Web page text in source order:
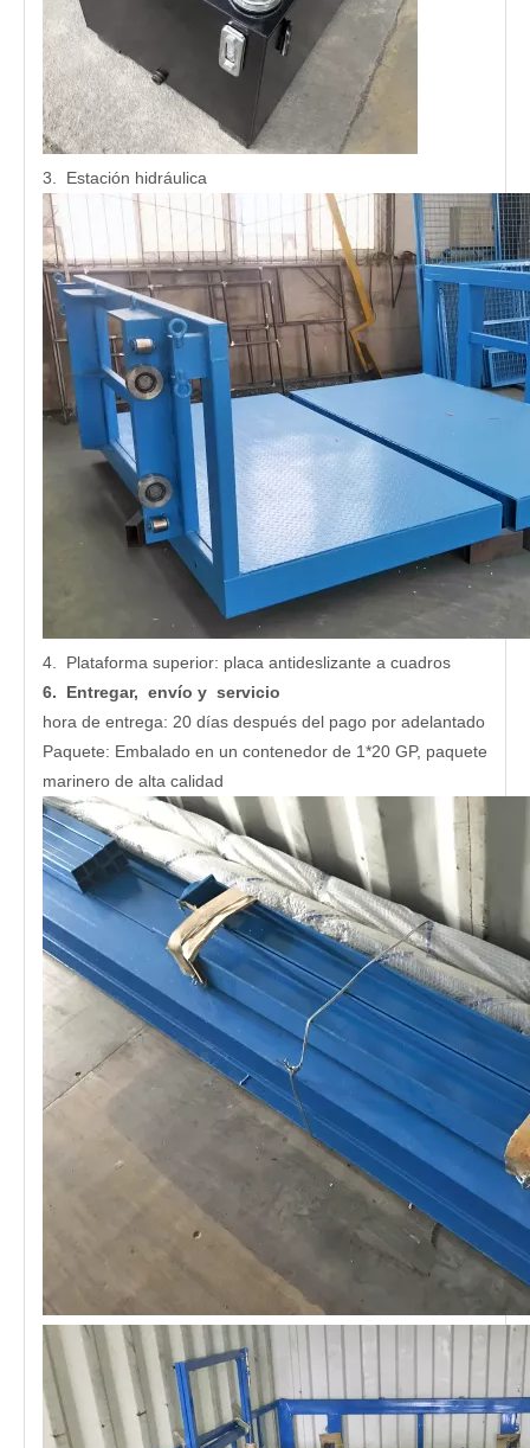
3. Estación hidráulica
4. Plataforma superior: placa antideslizante a cuadros
6. Entregar, envío y servicio
hora de entrega: 20 días después del pago por adelantado
Paquete: Embalado en un contenedor de 1*20 GP, paquete
marinero de alta calidad